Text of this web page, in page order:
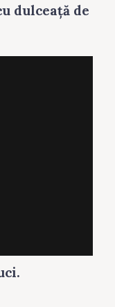
dulceaţă de